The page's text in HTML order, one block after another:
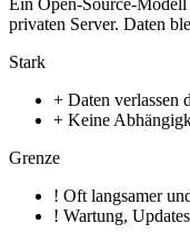
privaten Server. Daten
Stark
+ Daten verlassen
+ Keine
Grenze
! Oft langsamer
! Wartung,